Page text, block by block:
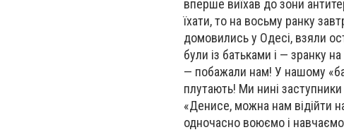
вперше виїхав до зони
їхати, то на восьму ранку
домовились у Одесі, взяли
були із батьками і — зранку
— побажали нам! У нашому
плутають! Ми нині
«Денисе, можна нам відійти
одночасно воюємо і